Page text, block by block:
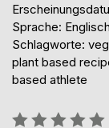
Sprache: Englisch
Schlagworte:
plant based
based athlete
Bewertung::